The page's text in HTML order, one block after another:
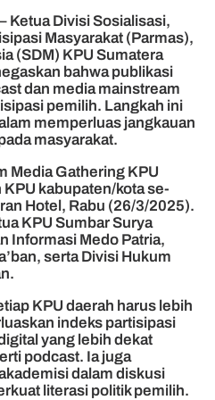
– Ketua Divisi Sosialisasi,
Masyarakat (Parmas),
(SDM) KPU Sumatera
bahwa publikasi
dan media mainstream
pemilih. Langkah ini
memperluas jangkauan
masyarakat.
Media Gathering KPU
kabupaten/kota se-
Hotel, Rabu (26/3/2025).
KPU Sumbar Surya
Informasi Medo Patria,
serta Divisi Hukum
KPU daerah harus lebih
indeks partisipasi
yang lebih dekat
podcast. Ia juga
dalam diskusi
literasi politik pemilih.